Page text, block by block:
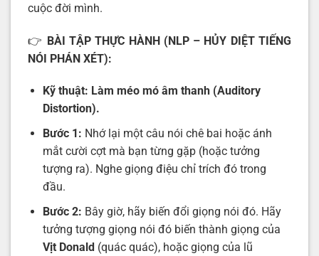
cuộc đời mình.
👉 BÀI TẬP THỰC HÀNH (NLP – HỦY DIỆT TIẾNG
NÓI PHÁN XÉT):
Kỹ thuật: Làm méo mó âm thanh (Auditory
Distortion).
Bước 1: Nhớ lại một câu nói chê bai hoặc ánh
mắt cười cợt mà bạn từng gặp (hoặc tưởng
tượng ra). Nghe giọng điệu chỉ trích đó trong
đầu.
Bước 2: Bây giờ, hãy biến đổi giọng nói đó. Hãy
tưởng tượng giọng nói đó biến thành giọng của
Vịt Donald(quác quác), hoặc giọng của lũ